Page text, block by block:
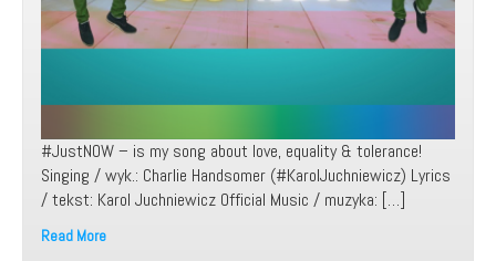
#JustNOW – is my song about love, equality & tolerance!
Singing / wyk.: Charlie Handsomer (#KarolJuchniewicz) Lyrics
/ tekst: Karol Juchniewicz Official Music / muzyka: […]
Read More